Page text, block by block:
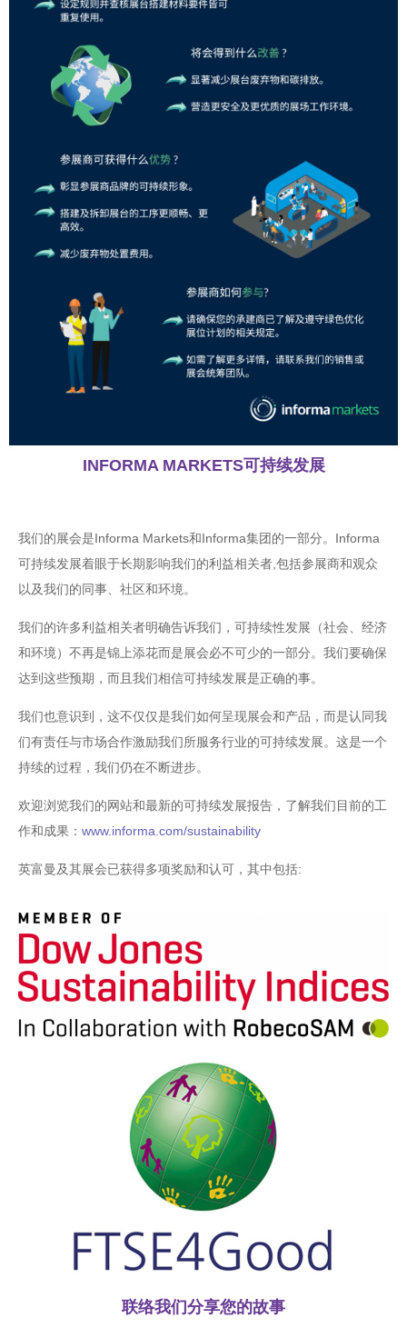
INFORMA MARKETS可持续发展
我们的展会是Informa Markets和Informa集团的一部分。Informa
可持续发展着眼于长期影响我们的利益相关者,包括参展商和观众
以及我们的同事、社区和环境。
我们的许多利益相关者明确告诉我们，可持续性发展（社会、经济
和环境）不再是锦上添花而是展会必不可少的一部分。我们要确保
达到这些预期，而且我们相信可持续发展是正确的事。
我们也意识到，这不仅仅是我们如何呈现展会和产品，而是认同我
们有责任与市场合作激励我们所服务行业的可持续发展。这是一个
持续的过程，我们仍在不断进步。
欢迎浏览我们的网站和最新的可持续发展报告，了解我们目前的工
作和成果： www.informa.com/sustainability
英富曼及其展会已获得多项奖励和认可，其中包括:
联络我们分享您的故事